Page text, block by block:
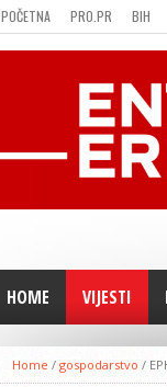
POČETNA PRO.PR BIH
FILMING LOCATION IN BH
HOME VIJESTI
Home / gospodarstvo /